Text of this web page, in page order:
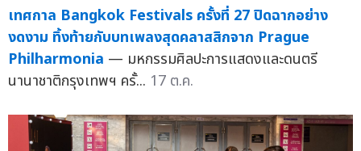
เทศกาล Bangkok Festivals ครั้งที่ 27 ปิดฉากอย่าง
งดงาม ทิ้งท้ายกับบทเพลงสุดคลาสสิกจาก Prague
Philharmonia — มหกรรมศิลปะการแสดงและดนตรี
นานาชาติกรุงเทพฯ ครั้... 17 ต.ค.